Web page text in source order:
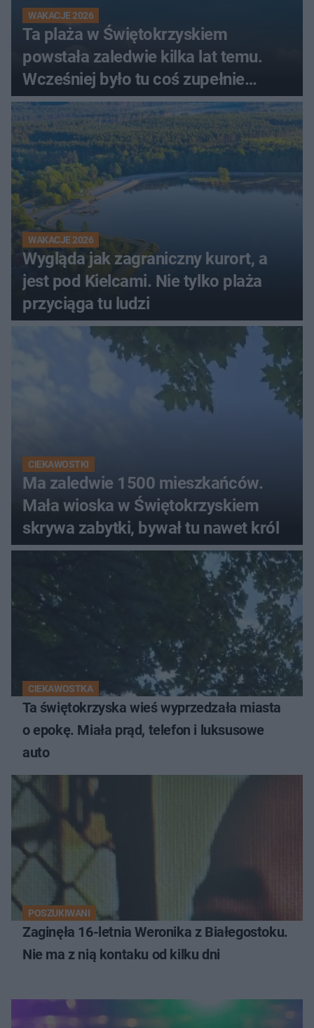
WAKACJE 2026
Ta plaża w Świętokrzyskiem
powstała zaledwie kilka lat temu.
Wcześniej było tu coś zupełnie
innego
WAKACJE 2026
Wygląda jak zagraniczny kurort, a
jest pod Kielcami. Nie tylko plaża
przyciąga tu ludzi
CIEKAWOSTKI
Ma zaledwie 1500 mieszkańców.
Mała wioska w Świętokrzyskiem
skrywa zabytki, bywał tu nawet król
CIEKAWOSTKA
Ta świętokrzyska wieś wyprzedzała miasta
o epokę. Miała prąd, telefon i luksusowe
auto
POSZUKIWANI
Zaginęła 16-letnia Weronika z Białegostoku.
Nie ma z nią kontaku od kilku dni